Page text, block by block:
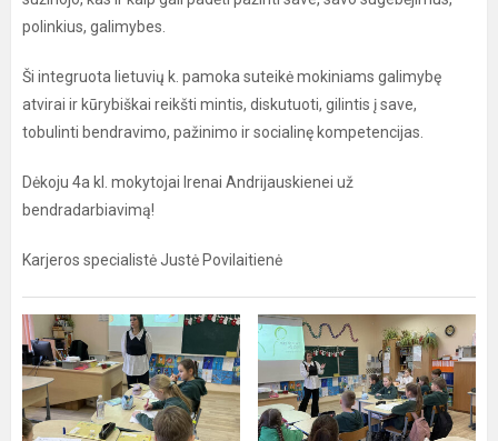
polinkius, galimybes.
Ši integruota lietuvių k. pamoka suteikė mokiniams galimybę
atvirai ir kūrybiškai reikšti mintis, diskutuoti, gilintis į save,
tobulinti bendravimo, pažinimo ir socialinę kompetencijas.
Dėkoju 4a kl. mokytojai Irenai Andrijauskienei už
bendradarbiavimą!
Karjeros specialistė Justė Povilaitienė